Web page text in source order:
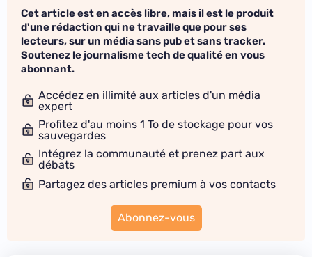
Cet article est en accès libre, mais il est le produit
d'une rédaction qui ne travaille que pour ses
lecteurs, sur un média sans pub et sans tracker.
Soutenez le journalisme tech de qualité en vous
abonnant.
Accédez en illimité aux articles d'un média
expert
Profitez d'au moins 1 To de stockage pour vos
sauvegardes
Intégrez la communauté et prenez part aux
débats
Partagez des articles premium à vos contacts
Abonnez-vous